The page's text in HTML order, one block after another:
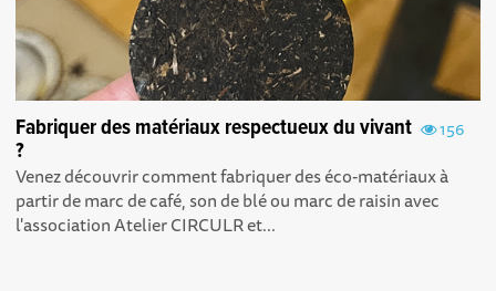
156
Fabriquer des matériaux respectueux du vivant
?
Venez découvrir comment fabriquer des éco-matériaux à
partir de marc de café, son de blé ou marc de raisin avec
l'association Atelier CIRCULR et...